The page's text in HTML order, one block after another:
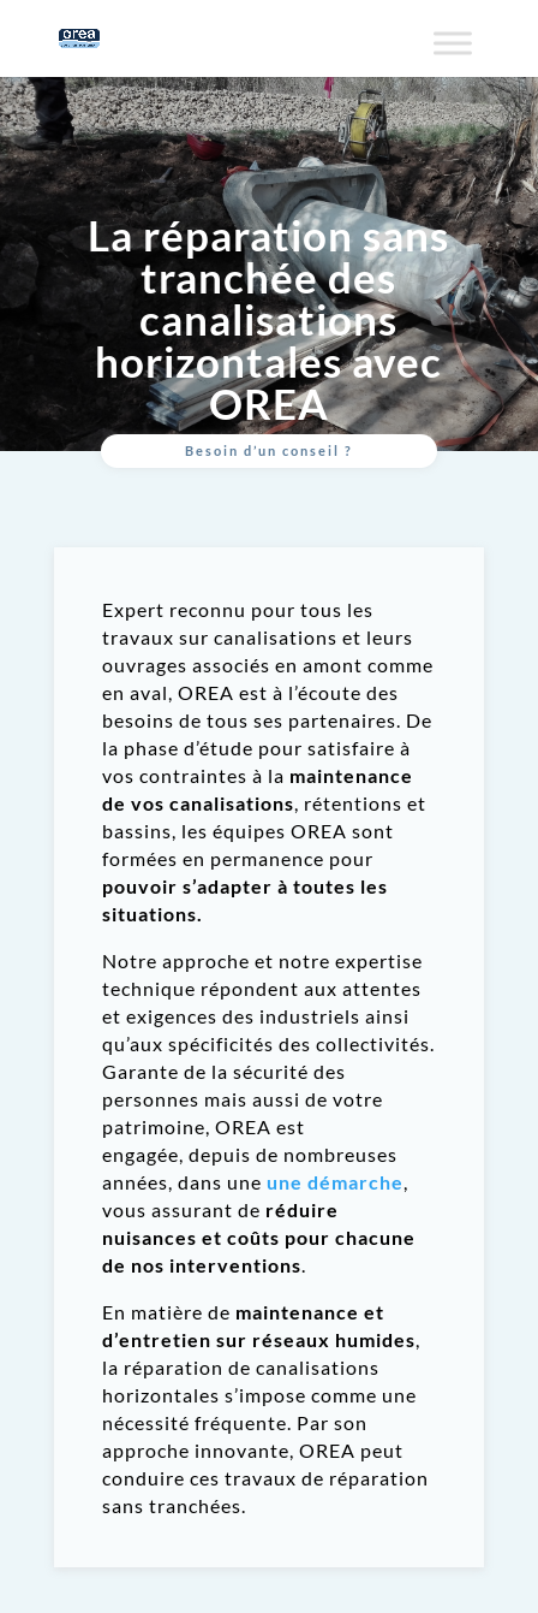
La réparation sans
tranchée des
canalisations
horizontales avec
OREA
Besoin d’un conseil ?
Expert reconnu pour tous les
travaux sur canalisations et leurs
ouvrages associés en amont comme
en aval, OREA est à l’écoute des
besoins de tous ses partenaires. De
la phase d’étude pour satisfaire à
vos contraintes à la maintenance
de vos canalisations, rétentions et
bassins, les équipes OREA sont
formées en permanence pour
pouvoir s’adapter à toutes les
situations.
Notre approche et notre expertise
technique répondent aux attentes
et exigences des industriels ainsi
qu’aux spécificités des collectivités.
Garante de la sécurité des
personnes mais aussi de votre
patrimoine, OREA est
engagée, depuis de nombreuses
années, dans une une démarche,
vous assurant de réduire
nuisances et coûts pour chacune
de nos interventions.
En matière de maintenance et
d’entretien sur réseaux humides,
la réparation de canalisations
horizontales s’impose comme une
nécessité fréquente. Par son
approche innovante, OREA peut
conduire ces travaux de réparation
sans tranchées.